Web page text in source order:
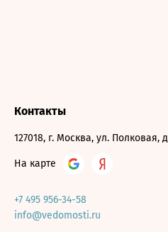
Контакты
127018, г. Москва, ул. Полковая,
На карте
+7 495 956-34-58
info@vedomosti.ru